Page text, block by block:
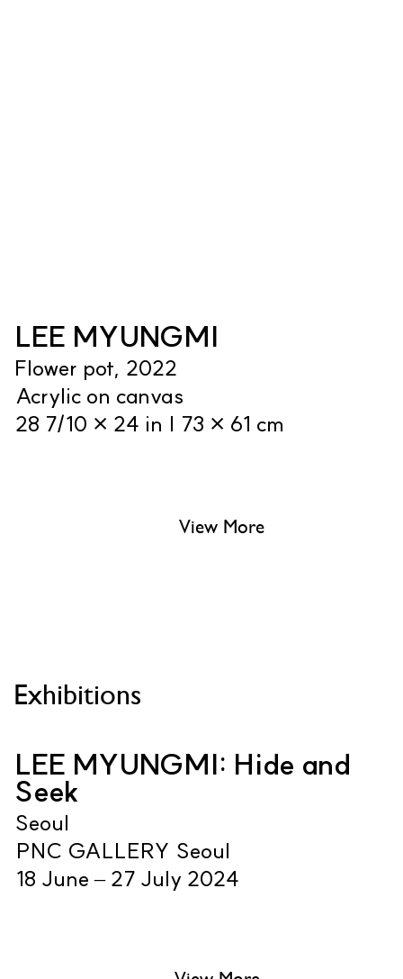
Exhibitions
LEE MYUNGMI: Hide and
Seek
Seoul
PNC GALLERY Seoul
18 June – 27 July 2024
View More
LEE MYUNGMI
Flower pot, 2022
Acrylic on canvas
28 7/10 × 24 in | 73 × 61 cm